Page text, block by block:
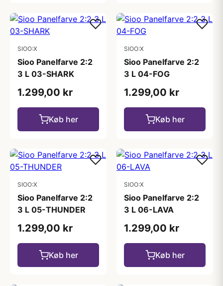
SIOO:X
Sioo Panelfarve 2:2
3 L 03-SHARK
1.299,00 kr
Køb her
SIOO:X
Sioo Panelfarve 2:2
3 L 04-FOG
1.299,00 kr
Køb her
SIOO:X
Sioo Panelfarve 2:2
3 L 05-THUNDER
1.299,00 kr
Køb her
SIOO:X
Sioo Panelfarve 2:2
3 L 06-LAVA
1.299,00 kr
Køb her